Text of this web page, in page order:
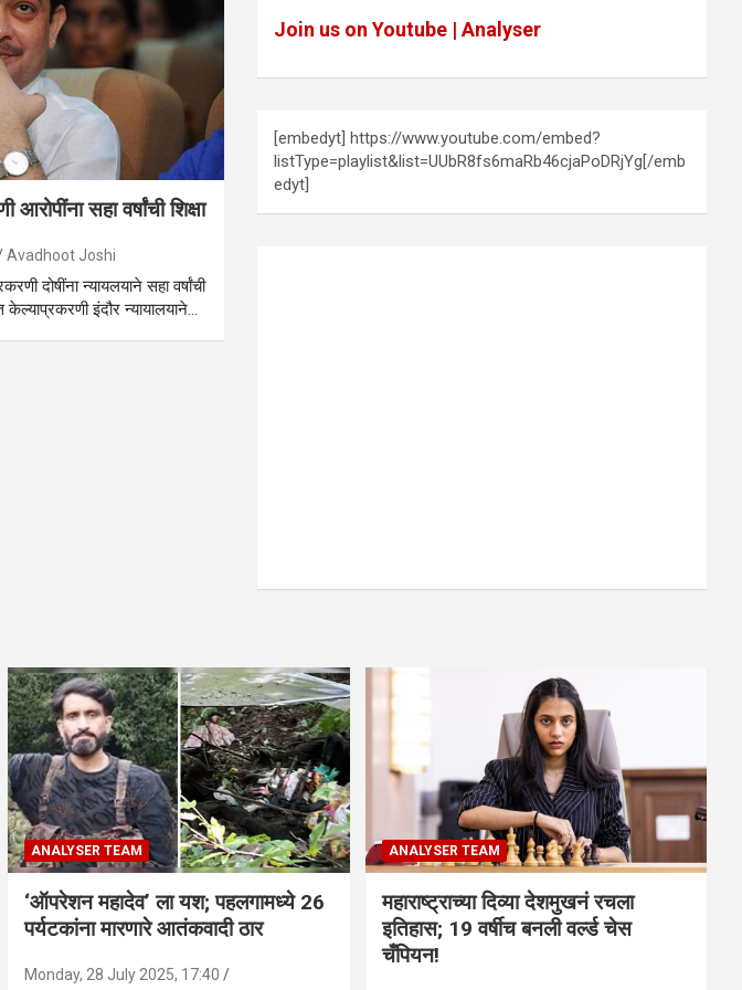
सहा वर्षांची शिक्षा
Avadhoot Joshi
दोषींना न्यायलयाने सहा वर्षांची
इंदौर न्यायालयाने…
Join us on Youtube | Analyser
[embedyt] https://www.youtube.com/embed?
listType=playlist&list=UUbR8fs6maRb46cjaPoDRjYg[/emb
edyt]
ANALYSER TEAM
‘ऑपरेशन महादेव’ ला यश; पहलगामध्ये 26
पर्यटकांना मारणारे आतंकवादी ठार
Monday, 28 July 2025, 17:40
ANALYSER TEAM
महाराष्ट्राच्या दिव्या देशमुखनं रचला
इतिहास; 19 वर्षीच बनली वर्ल्ड चेस
चँपियन!